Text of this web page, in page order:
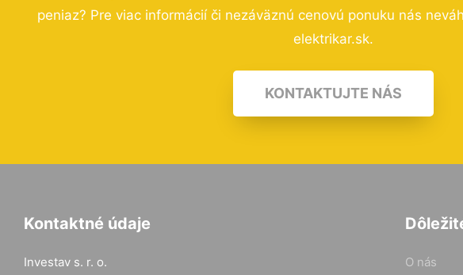
peniaz? Pre viac informácií či nezáväznú cenovú ponuku nás
elektrikar.sk.
KONTAKTUJTE NÁS
Kontaktné údaje
Investav s. r. o. O nás